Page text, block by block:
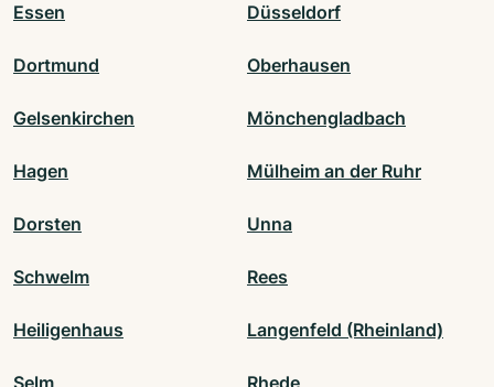
Essen Düsseldorf
Dortmund Oberhausen
Gelsenkirchen Mönchengladbach
Hagen Mülheim an der Ruhr
Dorsten Unna
Schwelm Rees
Heiligenhaus Langenfeld (Rheinland)